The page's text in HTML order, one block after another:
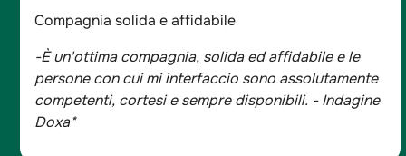
Compagnia solida e affidabile
-È un'ottima compagnia, solida ed affidabile e le
persone con cui mi interfaccio sono assolutamente
competenti, cortesi e sempre disponibili. - Indagine
Doxa*